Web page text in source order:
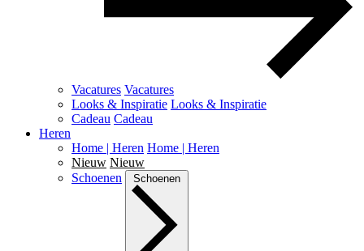
Vacatures Vacatures
Looks & Inspiratie Looks & Inspiratie
Cadeau Cadeau
Heren
Home | Heren Home | Heren
Nieuw Nieuw
Schoenen
Schoenen